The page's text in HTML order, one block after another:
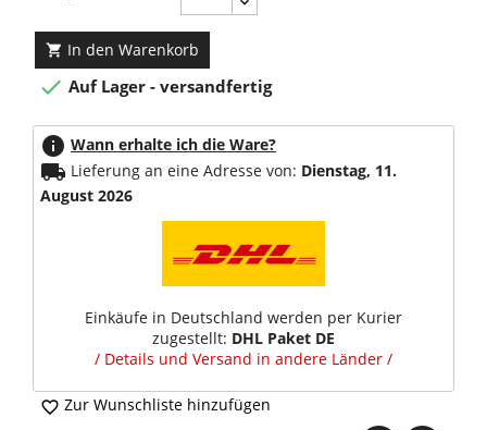
 In den Warenkorb
 Auf Lager - versandfertig
info Wann erhalte ich die Ware?
local_shipping Lieferung an eine Adresse von: Dienstag, 11.
August 2026
Einkäufe in Deutschland werden per Kurier
zugestellt: DHL Paket DE
/ Details und Versand in andere Länder /
 Zur Wunschliste hinzufügen